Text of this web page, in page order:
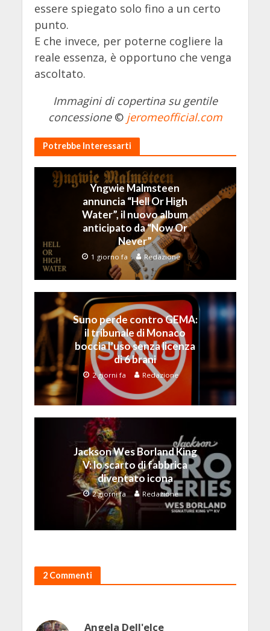
essere spiegato solo fino a un certo
punto.
E che invece, per poterne cogliere la
reale essenza, è opportuno che venga
ascoltato.
Immagini di copertina su gentile
concessione© jeromeofficial.com
Potrebbe Interessarti
Yngwie Malmsteen
annuncia “Hell Or High
Water”, il nuovo album
anticipato da “Now Or
Never”
1 giorno fa Redazione
Suno perde contro GEMA:
il tribunale di Monaco
boccia l’uso senza licenza
di 6 brani
2 giorni fa Redazione
Jackson Wes Borland King
V: lo scarto di fabbrica
diventato icona
2 giorni fa Redazione
2 Commenti
Angela Dell'elce